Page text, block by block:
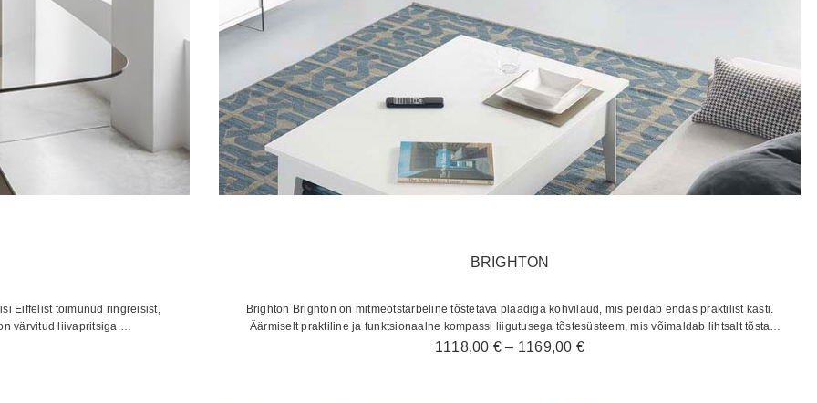
Eiffelist toimunud ringreisist,
värvitud liivapritsiga.…
BRIGHTON
Brighton Brighton on mitmeotstarbeline tõstetava plaadiga kohvilaud, mis peidab endas praktilist kasti.
Äärmiselt praktiline ja funktsionaalne kompassi liigutusega tõstesüsteem, mis võimaldab lihtsalt tõsta
ülemist…
1118,00 € – 1169,00 €Hinnavahemik: